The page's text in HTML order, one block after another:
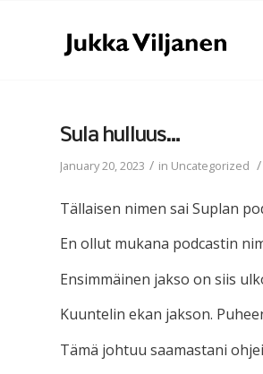
Sula hulluus…
January 20, 2023 / in Uncategorized /
Tällaisen nimen sai Suplan
En ollut mukana podcastin
Ensimmäinen jakso on siis
Kuuntelin ekan jakson.
Tämä johtuu saamastani